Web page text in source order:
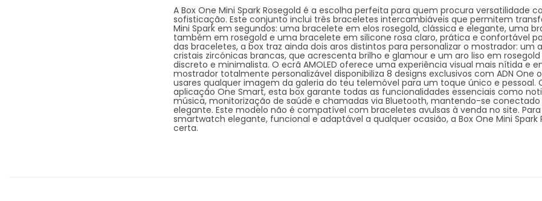
A Box One Mini Spark Rosegold é a escolha perfeita para quem procura versatilidade
sofisticação. Este conjunto inclui três braceletes intercambiáveis que permitem
Mini Spark em segundos: uma bracelete em elos rosegold, clássica e elegante, uma
também em rosegold e uma bracelete em silicone rosa claro, prática e confortável
das braceletes, a box traz ainda dois aros distintos para personalizar o mostrador: um
cristais zircónicas brancas, que acrescenta brilho e glamour e um aro liso em
discreto e minimalista. O ecrã AMOLED oferece uma experiência visual mais nítida e
mostrador totalmente personalizável disponibiliza 8 designs exclusivos com ADN One
usares qualquer imagem da galeria do teu telemóvel para um toque único e pessoal.
aplicação One Smart, esta box garante todas as funcionalidades essenciais como
música, monitorização de saúde e chamadas via Bluetooth, mantendo-se
elegante. Este modelo não é compatível com braceletes avulsas à venda no site.
smartwatch elegante, funcional e adaptável a qualquer ocasião, a Box One Mini Spark
certa.